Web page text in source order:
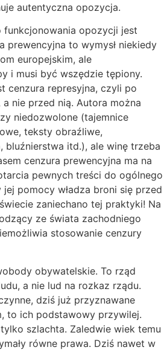
autentyczna opozycja.
funkcjonowania opozycji jest
prewencyjna to wymysł niekiedy
europejskim, ale
i musi być wszędzie tępiony.
cenzura represyjna, czyli po
nie przed nią. Autora można
niedozwolone (tajemnice
teksty obraźliwe,
bluźnierstwa itd.), ale winę trzeba
cenzura prewencyjna ma na
pewnych treści do ogólnego
pomocy władza broni się przed
zaniechano tej praktyki! Na
ze świata zachodniego
stosowanie cenzury
obywatelskie. To rząd
a nie lud na rozkaz rządu.
dziś już przyznawane
to ich podstawowy przywilej.
szlachta. Zaledwie wiek temu
równe prawa. Dziś nawet w